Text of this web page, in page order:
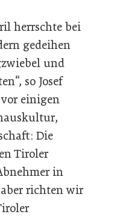
herrschte bei
gedeihen
und
so Josef
einigen
Die
Tiroler
in
richten wir